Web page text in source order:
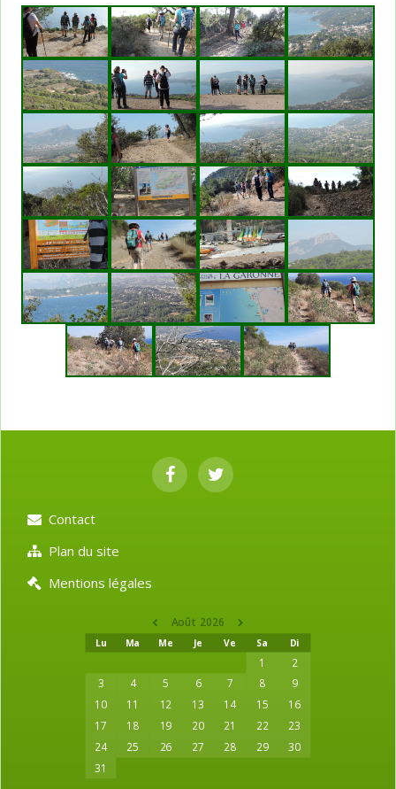
Contact
Plan du site
Mentions légales
Août 2026
Lu Ma Me Je Ve Sa Di
1
2
3
4 5 6 7 8 9
10 11 12 13 14 15
16
17
18 19 20 21 22
23
24
25 26 27 28 29 30
31